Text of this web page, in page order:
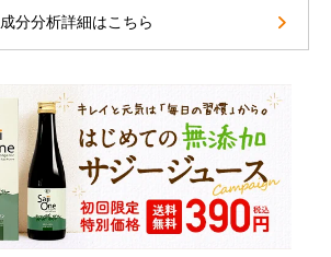
成分分析詳細はこちら